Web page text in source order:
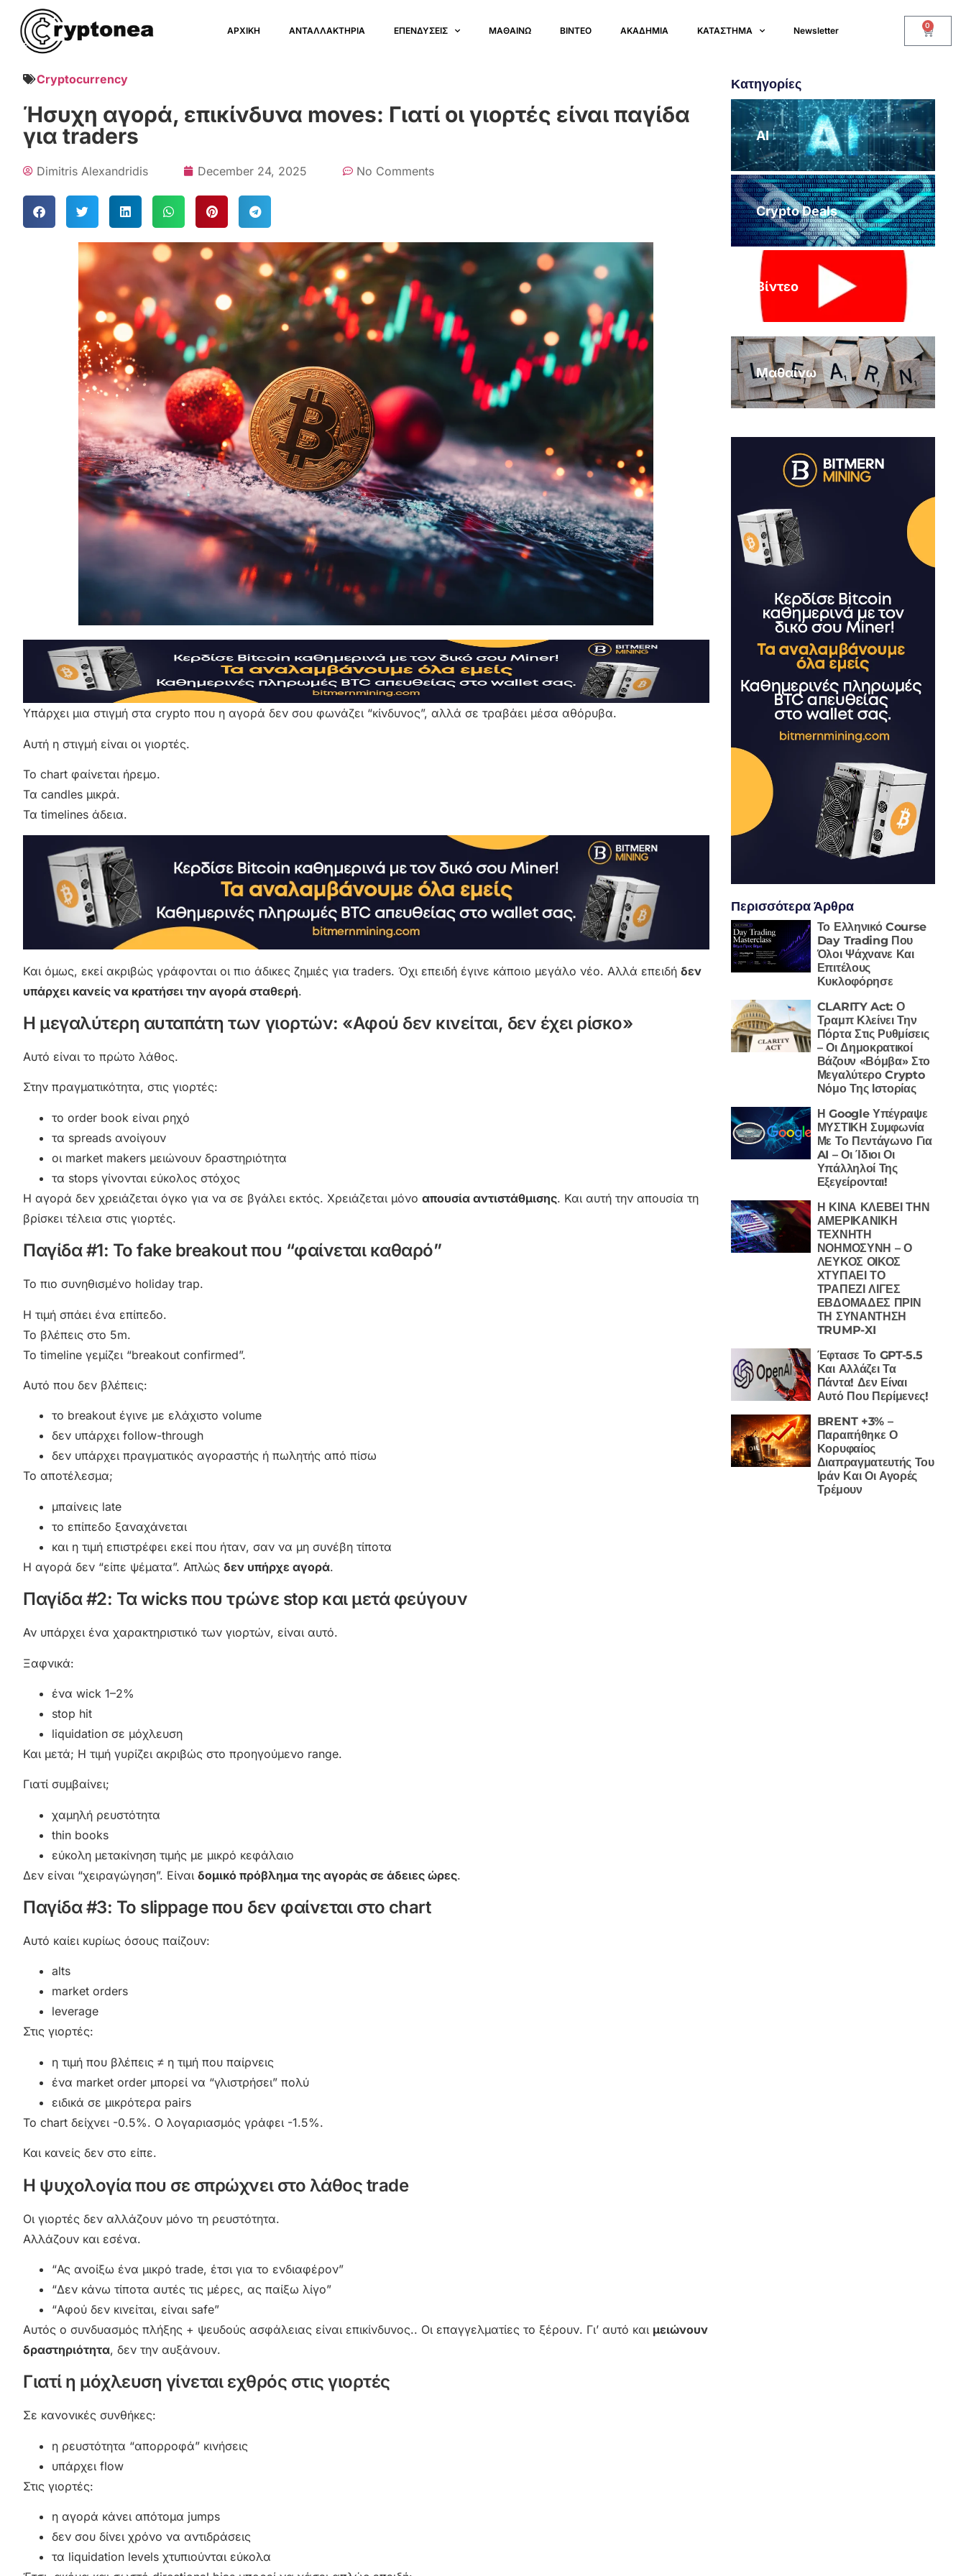
ΑΡΧΙΚΗ ΑΝΤΑΛΛΑΚΤΗΡΙΑ ΕΠΕΝΔΥΣΕΙΣ ΜΑΘΑΙΝΩ ΒΙΝΤΕΟ ΑΚΑΔΗΜΙΑ ΚΑΤΑΣΤΗΜΑ Newsletter 0
Cryptocurrency
Ήσυχη αγορά, επικίνδυνα moves: Γιατί οι γιορτές είναι παγίδα
για traders
Dimitris Alexandridis December 24, 2025 No Comments
Υπάρχει μια στιγμή στα crypto που η αγορά δεν σου φωνάζει “κίνδυνος”, αλλά σε τραβάει μέσα αθόρυβα.
Αυτή η στιγμή είναι οι γιορτές.
Το chart φαίνεται ήρεμο.
Τα candles μικρά.
Τα timelines άδεια.
Και όμως, εκεί ακριβώς γράφονται οι πιο άδικες ζημιές για traders. Όχι επειδή έγινε κάποιο μεγάλο νέο. Αλλά επειδή δεν
υπάρχει κανείς να κρατήσει την αγορά σταθερή.
Η μεγαλύτερη αυταπάτη των γιορτών: «Αφού δεν κινείται, δεν έχει ρίσκο»
Αυτό είναι το πρώτο λάθος.
Στην πραγματικότητα, στις γιορτές:
το order book είναι ρηχό
τα spreads ανοίγουν
οι market makers μειώνουν δραστηριότητα
τα stops γίνονται εύκολος στόχος
Η αγορά δεν χρειάζεται όγκο για να σε βγάλει εκτός. Χρειάζεται μόνο απουσία αντιστάθμισης. Και αυτή την απουσία τη
βρίσκει τέλεια στις γιορτές.
Παγίδα #1: Το fake breakout που “φαίνεται καθαρό”
Το πιο συνηθισμένο holiday trap.
Η τιμή σπάει ένα επίπεδο.
Το βλέπεις στο 5m.
Το timeline γεμίζει “breakout confirmed”.
Αυτό που δεν βλέπεις:
το breakout έγινε με ελάχιστο volume
δεν υπάρχει follow-through
δεν υπάρχει πραγματικός αγοραστής ή πωλητής από πίσω
Το αποτέλεσμα;
μπαίνεις late
το επίπεδο ξαναχάνεται
και η τιμή επιστρέφει εκεί που ήταν, σαν να μη συνέβη τίποτα
Η αγορά δεν “είπε ψέματα”. Απλώς δεν υπήρχε αγορά.
Παγίδα #2: Τα wicks που τρώνε stop και μετά φεύγουν
Αν υπάρχει ένα χαρακτηριστικό των γιορτών, είναι αυτό.
Ξαφνικά:
ένα wick 1–2%
stop hit
liquidation σε μόχλευση
Και μετά; Η τιμή γυρίζει ακριβώς στο προηγούμενο range.
Γιατί συμβαίνει;
χαμηλή ρευστότητα
thin books
εύκολη μετακίνηση τιμής με μικρό κεφάλαιο
Δεν είναι “χειραγώγηση”. Είναι δομικό πρόβλημα της αγοράς σε άδειες ώρες.
Παγίδα #3: Το slippage που δεν φαίνεται στο chart
Αυτό καίει κυρίως όσους παίζουν:
alts
market orders
leverage
Στις γιορτές:
η τιμή που βλέπεις ≠ η τιμή που παίρνεις
ένα market order μπορεί να “γλιστρήσει” πολύ
ειδικά σε μικρότερα pairs
Το chart δείχνει -0.5%. Ο λογαριασμός γράφει -1.5%.
Και κανείς δεν στο είπε.
Η ψυχολογία που σε σπρώχνει στο λάθος trade
Οι γιορτές δεν αλλάζουν μόνο τη ρευστότητα.
Αλλάζουν και εσένα.
“Ας ανοίξω ένα μικρό trade, έτσι για το ενδιαφέρον”
“Δεν κάνω τίποτα αυτές τις μέρες, ας παίξω λίγο”
“Αφού δεν κινείται, είναι safe”
Αυτός ο συνδυασμός πλήξης + ψευδούς ασφάλειας είναι επικίνδυνος.. Οι επαγγελματίες το ξέρουν. Γι’ αυτό και μειώνουν
δραστηριότητα, δεν την αυξάνουν.
Γιατί η μόχλευση γίνεται εχθρός στις γιορτές
Σε κανονικές συνθήκες:
η ρευστότητα “απορροφά” κινήσεις
υπάρχει flow
Στις γιορτές:
η αγορά κάνει απότομα jumps
δεν σου δίνει χρόνο να αντιδράσεις
τα liquidation levels χτυπιούνται εύκολα
Κατηγορίες
AI
Crypto Deals
Βίντεο
Μαθαίνω
Περισσότερα Άρθρα
Το Ελληνικό Course
Day Trading Που
Όλοι Ψάχνανε Και
Επιτέλους
Κυκλοφόρησε
CLARITY Act: Ο
Τραμπ Κλείνει Την
Πόρτα Στις Ρυθμίσεις
– Οι Δημοκρατικοί
Βάζουν «Βόμβα» Στο
Μεγαλύτερο Crypto
Νόμο Της Ιστορίας
Η Google Υπέγραψε
ΜΥΣΤΙΚΗ Συμφωνία
Με Το Πεντάγωνο Για
AI – Οι Ίδιοι Οι
Υπάλληλοί Της
Εξεγείρονται!
Η ΚΙΝΑ ΚΛΕΒΕΙ ΤΗΝ
ΑΜΕΡΙΚΑΝΙΚΗ
ΤΕΧΝΗΤΗ
ΝΟΗΜΟΣΥΝΗ – Ο
ΛΕΥΚΟΣ ΟΙΚΟΣ
ΧΤΥΠΑΕΙ ΤΟ
ΤΡΑΠΕΖΙ ΛΙΓΕΣ
ΕΒΔΟΜΑΔΕΣ ΠΡΙΝ
ΤΗ ΣΥΝΑΝΤΗΣΗ
TRUMP-XI
Έφτασε Το GPT-5.5
Και Αλλάζει Τα
Πάντα! Δεν Είναι
Αυτό Που Περίμενες!
BRENT +3% –
Παραιτήθηκε Ο
Κορυφαίος
Διαπραγματευτής Του
Ιράν Και Οι Αγορές
Τρέμουν